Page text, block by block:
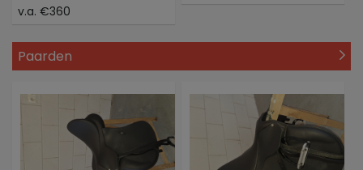
v.a. €360
Paarden